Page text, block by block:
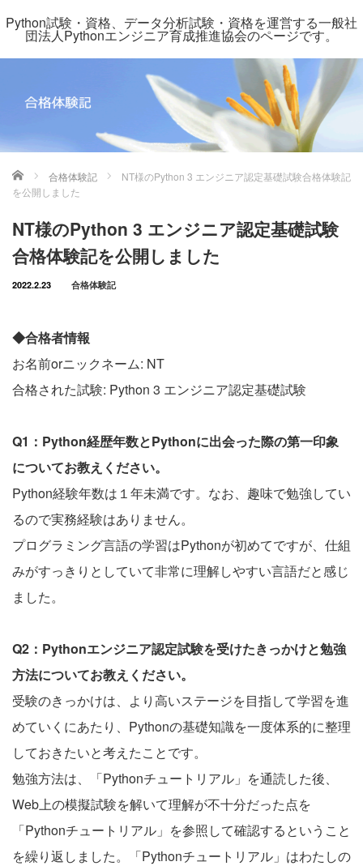
Python試験・資格、データ分析試験・資格を運営する一般社
団法人Pythonエンジニア育成推進協会のページです。
ホーム 合格体験記
NT様のPython 3 エンジニア認定基礎試験合格体験記
を公開しました
NT様のPython 3 エンジニア認定基礎試験
合格体験記を公開しました
2022.2.23 合格体験記
◆合格者情報
お名前orニックネーム: NT
合格された試験: Python 3 エンジニア認定基礎試験
Q1：Python経歴年数とPythonに出会った際の第一印象
についてお教えください。
Python経験年数は１年未満です。なお、趣味で勉強してい
るので実務経験はありません。
プログラミング言語の学習はPythonが初めてですが、仕組
みがすっきりとしていて非常に理解しやすい言語だと感じ
ました。
Q2：Pythonエンジニア認定試験を受けたきっかけと勉強
方法についてお教えください。
受験のきっかけは、より高いステージを目指して学習を進
めていくにあたり、Pythonの基礎知識を一度体系的に整理
しておきたいと考えたことです。
勉強方法は、「Pythonチュートリアル」を通読した後、
Web上の模擬試験を解いて理解が不十分だった点を
「Pythonチュートリアル」を参照して確認するということ
を繰り返しました。「Pythonチュートリアル」はわたしの